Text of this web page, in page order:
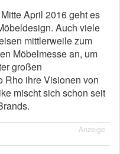
April 2016 geht es
Auch viele
mittlerweile zum
Möbelmesse an, um
großen
Rho ihre Visionen von
mischt sich schon seit
Anzeige